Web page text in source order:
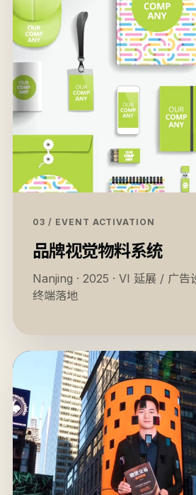
03 / EVENT ACTIVATION
品牌视觉物料系统
Nanjing · 2025 · VI 延展 / 广
终端落地